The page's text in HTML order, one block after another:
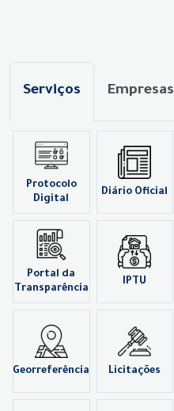
Serviços Empresas
Protocolo
Digital
Diário Oficial
Portal da
Transparência
IPTU
Georreferência Licitações